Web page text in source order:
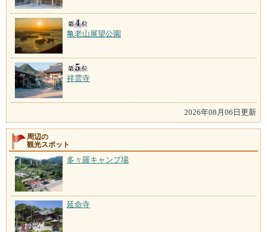
亀老山展望公園
祥雲寺
2026年08月06日更新
周辺の
観光スポット
多々羅キャンプ場
延命寺